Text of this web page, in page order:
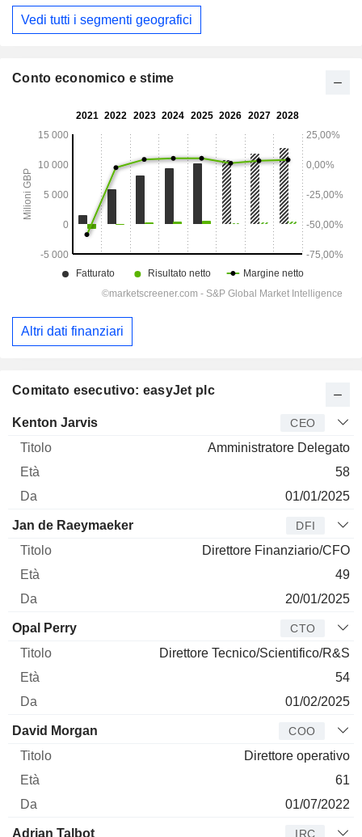
Vedi tutti i segmenti geografici
Comitato esecutivo: easyJet plc
Manager Titolo
Kenton Jarvis CEO
Amministratore Delegato
58
01/01/2025
Jan de Raeymaeker DFI
Direttore Finanziario/CFO
49
20/01/2025
Opal Perry CTO
Direttore Tecnico/Scientifico/R&S
54
01/02/2025
David Morgan COO
Direttore operativo
61
01/07/2022
Adrian Talbot IRC
Conto economico e stime
Altri dati finanziari